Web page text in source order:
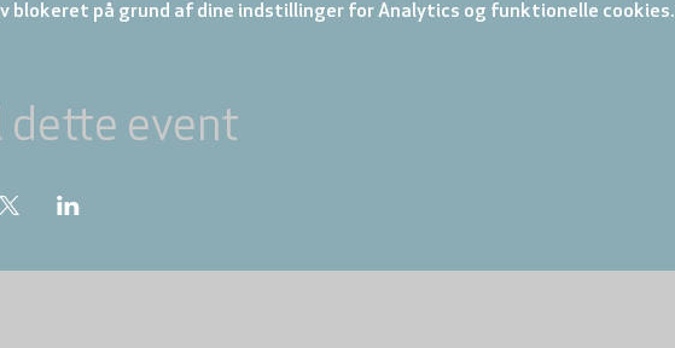
blokeret på grund af dine indstillinger for Analytics og funktionelle cookies.
dette event